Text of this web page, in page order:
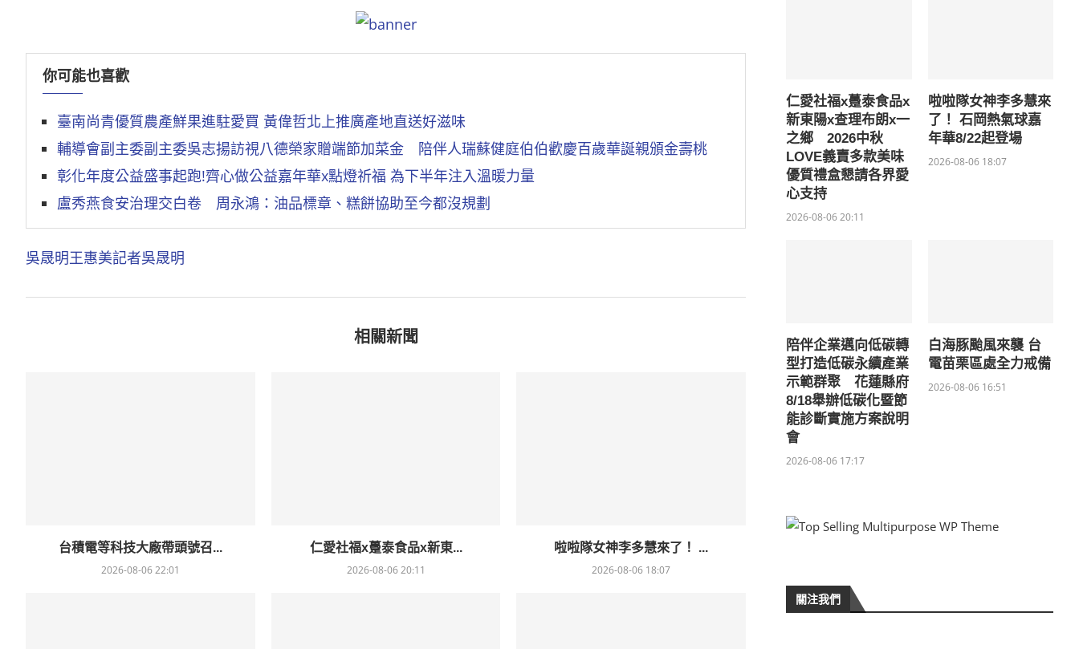
你可能也喜歡
臺南尚青優質農產鮮果進駐愛買 黃偉哲北上推廣產地直送好滋味
輔導會副主委副主委吳志揚訪視八德榮家贈端節加菜金 陪伴人瑞蘇健庭伯伯歡慶百歲華誕親頒金壽桃
彰化年度公益盛事起跑!齊心做公益嘉年華x點燈祈福 為下半年注入溫暖力量
盧秀燕食安治理交白卷 周永鴻：油品標章、糕餅協助至今都沒規劃
吳晟明王惠美記者吳晟明
相關新聞
台積電等科技大廠帶頭號召...
2026-08-06 22:01
仁愛社福x躉泰食品x新東...
2026-08-06 20:11
啦啦隊女神李多慧來了！ ...
2026-08-06 18:07
仁愛社福x躉泰食品x
新東陽x查理布朗x一
之鄉 2026中秋
LOVE義賣多款美味
優質禮盒懇請各界愛
心支持
2026-08-06 20:11
啦啦隊女神李多慧來
了！ 石岡熱氣球嘉
年華8/22起登場
2026-08-06 18:07
陪伴企業邁向低碳轉
型打造低碳永續產業
示範群聚 花蓮縣府
8/18舉辦低碳化暨節
能診斷實施方案說明
會
2026-08-06 17:17
白海豚颱風來襲 台
電苗栗區處全力戒備
2026-08-06 16:51
關注我們